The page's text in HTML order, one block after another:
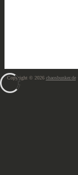
Copyright © 2026 chaosbunker.de